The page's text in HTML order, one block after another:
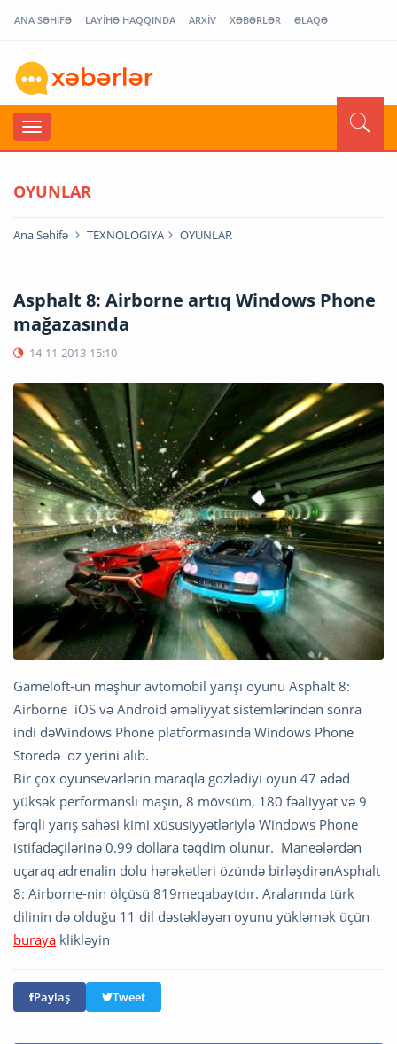
ANA SƏHİFƏ LAYİHƏ HAQQINDA ARXİV XƏBƏRLƏR ƏLAQƏ
OYUNLAR
Ana Səhifə TEXNOLOGİYA OYUNLAR
Asphalt 8: Airborne artıq Windows Phone
mağazasında
14-11-2013 15:10
Gameloft-un məşhur avtomobil yarışı oyunu Asphalt 8:
Airborne iOS və Android əməliyyat sistemlərindən sonra
indi dəWindows Phone platformasında Windows Phone
Storedə öz yerini alıb.
Bir çox oyunsevərlərin maraqla gözlədiyi oyun 47 ədəd
yüksək performanslı maşın, 8 mövsüm, 180 fəaliyyət və 9
fərqli yarış sahəsi kimi xüsusiyyətləriylə Windows Phone
istifadəçilərinə 0.99 dollara təqdim olunur. Maneələrdən
uçaraq adrenalin dolu hərəkətləri özündə birləşdirənAsphalt
8: Airborne-nin ölçüsü 819meqabaytdır. Aralarında türk
dilinin də olduğu 11 dil dəstəkləyən oyunu yükləmək üçün
buraya klikləyin
Paylaş Tweet